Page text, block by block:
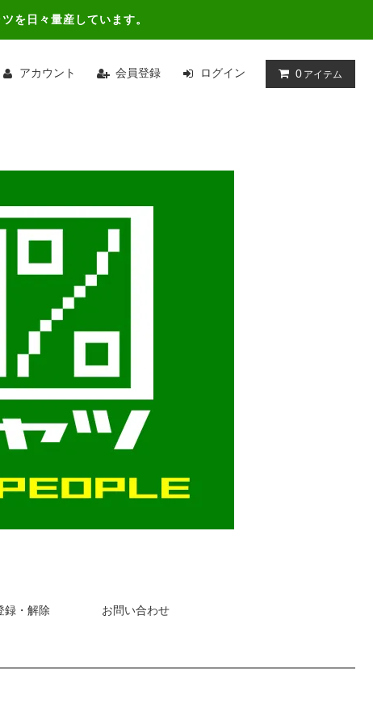
を日々量産しています。
アカウント 会員登録 ログイン 0 アイテム
録・解除 お問い合わせ